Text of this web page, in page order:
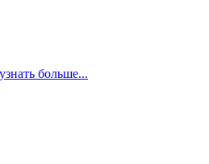
узнать больше...